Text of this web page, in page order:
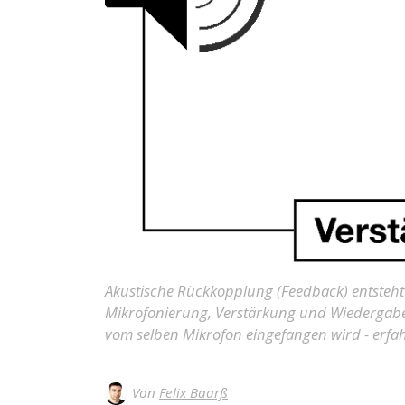
Akustische Rückkopplung (Feedback)
Mikrofonierung, Verstärkung und
vom selben Mikrofon eingefangen wird -
Von Felix Baarß